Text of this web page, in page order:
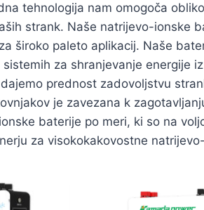
tehnologija nam omogoča
strank. Naše natrijevo-ionske
široko paleto aplikacij. Naše
za shranjevanje energije
prednost zadovoljstvu
je zavezana k
baterije po meri, ki so na
za visokokakovostne